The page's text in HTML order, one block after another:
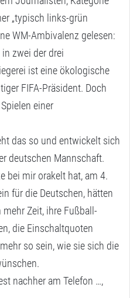
„typisch links-grün
WM-Ambivalenz gelesen:
zwei der drei
ist eine ökologische
FIFA-Präsident. Doch
einer
das so und entwickelt sich
deutschen Mannschaft.
bei mir orakelt hat, am 4.
für die Deutschen, hätten
Zeit, ihre Fußball-
die Einschaltquoten
so sein, wie sie sich die
nachher am Telefon …,